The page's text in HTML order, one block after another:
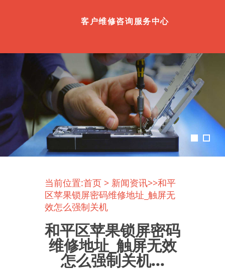
客户维修咨询服务中心
当前位置:首页 > 新闻资讯>>和平
区苹果锁屏密码维修地址_触屏无
效怎么强制关机
和平区苹果锁屏密码
维修地址_触屏无效
怎么强制关机...